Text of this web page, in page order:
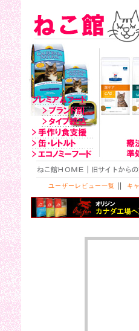
ユーザーレビュー一覧 || キ